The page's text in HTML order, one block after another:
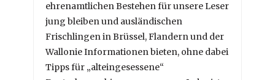
ehrenamtlichen Bestehen für unsere Leser
jung bleiben und ausländischen
Frischlingen in Brüssel, Flandern und der
Wallonie Informationen bieten, ohne dabei
Tipps für „alteingesessene“